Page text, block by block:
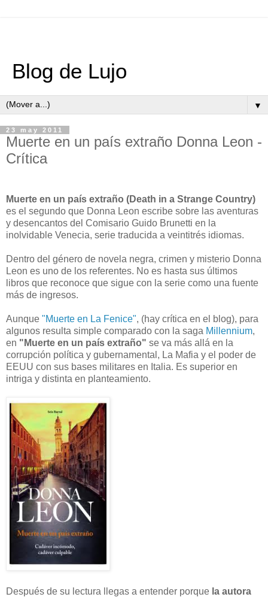
Blog de Lujo
▼
23 may 2011
Muerte en un país extraño Donna Leon -
Crítica
Muerte en un país extraño (Death in a Strange Country)
es el segundo que Donna Leon escribe sobre las aventuras
y desencantos del Comisario Guido Brunetti en la
inolvidable Venecia, serie traducida a veintitrés idiomas.
Dentro del género de novela negra, crimen y misterio Donna
Leon es uno de los referentes. No es hasta sus últimos
libros que reconoce que sigue con la serie como una fuente
más de ingresos.
Aunque "Muerte en La Fenice", (hay crítica en el blog), para
algunos resulta simple comparado con la saga Millennium,
en "Muerte en un país extraño" se va más allá en la
corrupción política y gubernamental, La Mafia y el poder de
EEUU con sus bases militares en Italia. Es superior en
intriga y distinta en planteamiento.
Después de su lectura llegas a entender porque la autora